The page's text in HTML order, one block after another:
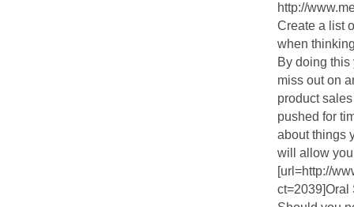
http://
Create a list
when
By doing
miss out on
product
pushed for
about things
will allow
[url=http://
ct=2039]Oral